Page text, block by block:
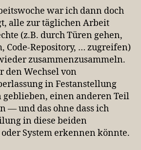
war ich dann doch
alle zur täglichen Arbeit
(z.B. durch Türen gehen,
Code-Repository, … zugreifen)
zusammenzusammeln.
den Wechsel von
in Festanstellung
einen anderen Teil
— und das ohne dass ich
in diese beiden
System erkennen könnte.